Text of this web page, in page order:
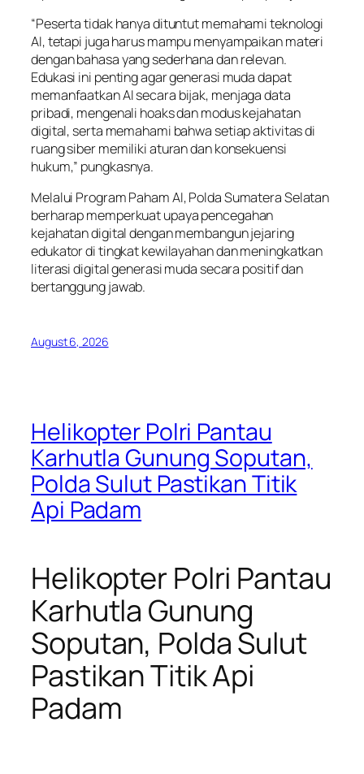
“Peserta tidak hanya dituntut memahami teknologi
AI, tetapi juga harus mampu menyampaikan materi
dengan bahasa yang sederhana dan relevan.
Edukasi ini penting agar generasi muda dapat
memanfaatkan AI secara bijak, menjaga data
pribadi, mengenali hoaks dan modus kejahatan
digital, serta memahami bahwa setiap aktivitas di
ruang siber memiliki aturan dan konsekuensi
hukum,” pungkasnya.
Melalui Program Paham AI, Polda Sumatera Selatan
berharap memperkuat upaya pencegahan
kejahatan digital dengan membangun jejaring
edukator di tingkat kewilayahan dan meningkatkan
literasi digital generasi muda secara positif dan
bertanggung jawab.
August 6, 2026
Helikopter Polri Pantau
Karhutla Gunung Soputan,
Polda Sulut Pastikan Titik
Api Padam
Helikopter Polri Pantau
Karhutla Gunung
Soputan, Polda Sulut
Pastikan Titik Api
Padam